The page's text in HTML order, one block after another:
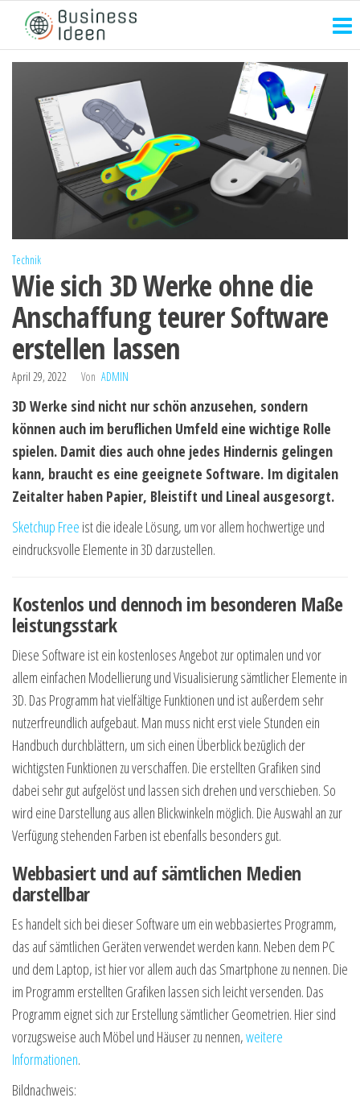
springen
Technik
Wie sich 3D Werke ohne die
Anschaffung teurer Software
erstellen lassen
April 29, 2022 Von ADMIN
3D Werke sind nicht nur schön anzusehen, sondern
können auch im beruflichen Umfeld eine wichtige Rolle
spielen. Damit dies auch ohne jedes Hindernis gelingen
kann, braucht es eine geeignete Software. Im digitalen
Zeitalter haben Papier, Bleistift und Lineal ausgesorgt.
Sketchup Free ist die ideale Lösung, um vor allem hochwertige und
eindrucksvolle Elemente in 3D darzustellen.
Kostenlos und dennoch im besonderen Maße
leistungsstark
Diese Software ist ein kostenloses Angebot zur optimalen und vor
allem einfachen Modellierung und Visualisierung sämtlicher Elemente in
3D. Das Programm hat vielfältige Funktionen und ist außerdem sehr
nutzerfreundlich aufgebaut. Man muss nicht erst viele Stunden ein
Handbuch durchblättern, um sich einen Überblick bezüglich der
wichtigsten Funktionen zu verschaffen. Die erstellten Grafiken sind
dabei sehr gut aufgelöst und lassen sich drehen und verschieben. So
wird eine Darstellung aus allen Blickwinkeln möglich. Die Auswahl an zur
Verfügung stehenden Farben ist ebenfalls besonders gut.
Webbasiert und auf sämtlichen Medien
darstellbar
Es handelt sich bei dieser Software um ein webbasiertes Programm,
das auf sämtlichen Geräten verwendet werden kann. Neben dem PC
und dem Laptop, ist hier vor allem auch das Smartphone zu nennen. Die
im Programm erstellten Grafiken lassen sich leicht versenden. Das
Programm eignet sich zur Erstellung sämtlicher Geometrien. Hier sind
vorzugsweise auch Möbel und Häuser zu nennen,weitere
Informationen.
Bildnachweis: